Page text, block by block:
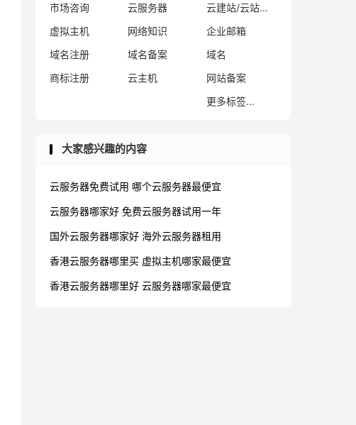
市场咨询
云服务器
云建站/云站群/小程序
虚拟主机
网络知识
企业邮箱
域名注册
域名备案
域名
商标注册
云主机
网站备案
更多标签...
大家感兴趣的内容
云服务器免费试用 哪个云服务器最便宜
云服务器哪家好 免费云服务器试用一年
国外云服务器哪家好 海外云服务器租用
香港云服务器哪里买 虚拟主机哪家最便宜
香港云服务器哪里好 云服务器哪家最便宜